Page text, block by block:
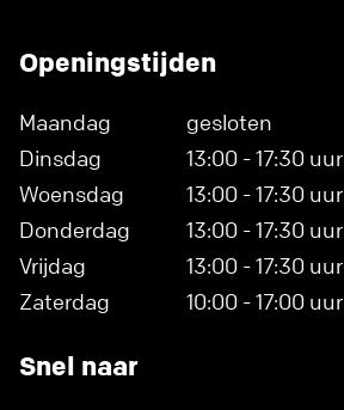
Openingstijden
Maandag
gesloten
Dinsdag
13:00 - 17:30 uur
Woensdag
13:00 - 17:30 uur
Donderdag
13:00 - 17:30 uur
Vrijdag
13:00 - 17:30 uur
Zaterdag
10:00 - 17:00 uur
Snel naar